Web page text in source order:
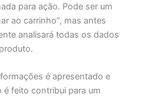
para ação. Pode ser um
ao carrinho”, mas antes
analisará todas os dados
é apresentado e
feito contribui para um